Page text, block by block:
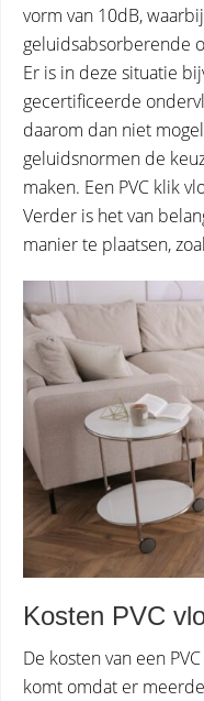
vorm van 10dB,
geluidsabsorberende
Er is in deze situatie
gecertificeerde
daarom dan niet
geluidsnormen de
maken. Een PVC klik
Verder is het van
manier te plaatsen,
Kosten PVC
De kosten van een
komt omdat er